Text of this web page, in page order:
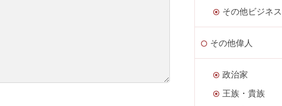
その他ビジネス
その他偉人
政治家
王族・貴族